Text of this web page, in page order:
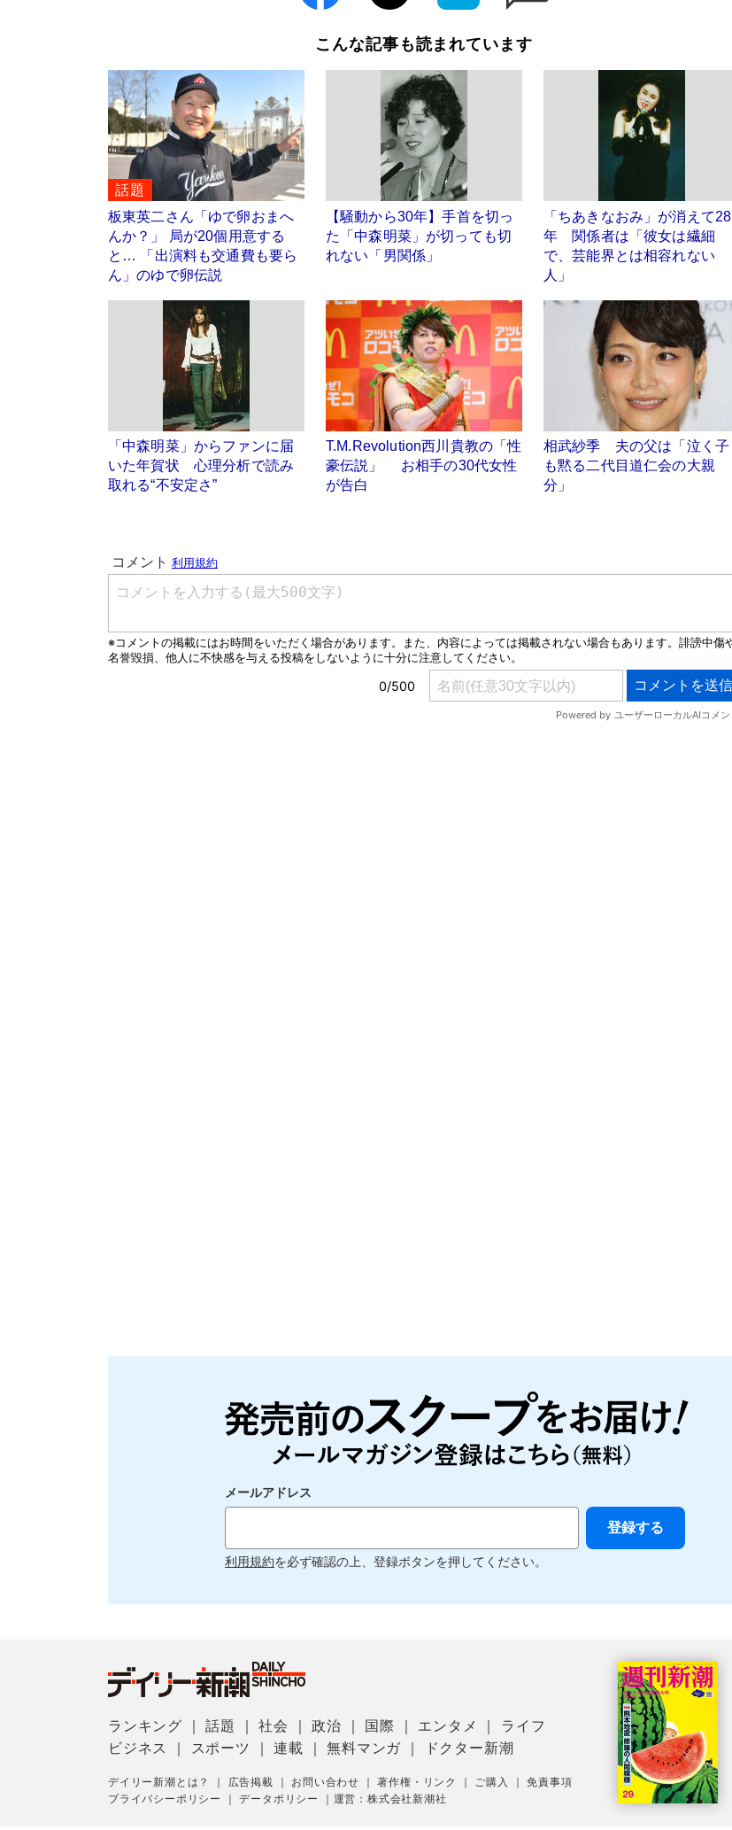
こんな記事も読まれています
話題
板東英二さん「ゆで卵おまへ
んか？」 局が20個用意する
と… 「出演料も交通費も要ら
ん」のゆで卵伝説
【騒動から30年】手首を切っ
た「中森明菜」が切っても切
れない「男関係」
「ちあきなおみ」が消えて28
年 関係者は「彼女は繊細
で、芸能界とは相容れない
人」
「中森明菜」からファンに届
いた年賀状 心理分析で読み
取れる“不安定さ”
T.M.Revolution西川貴教の「性
豪伝説」 お相手の30代女性
が告白
相武紗季 夫の父は「泣く子
も黙る二代目道仁会の大親
分」
メールアドレス
利用規約を必ず確認の上、登録ボタンを押してください。
ランキング ｜話題 ｜社会 ｜政治 国際 エンタメ
ライフ
ビジネス
スポーツ ｜連載 ｜無料マンガ ドクター新潮
デイリー新潮とは？ 広告掲載 お問い合わせ ｜著作権・リンク ご購入 ｜免責事項
プライバシーポリシー
｜データポリシー 運営：株式会社新潮社